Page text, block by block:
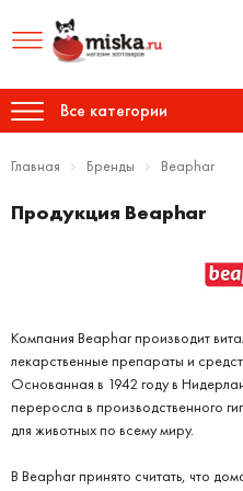
Все категории
Главная Бренды Beaphar
Продукция Beaphar
Компания Beaphar производит
лекарственные препараты и
Основанная в 1942 году в
переросла в производственного
для животных по всему миру.
В Beaphar принято считать, что